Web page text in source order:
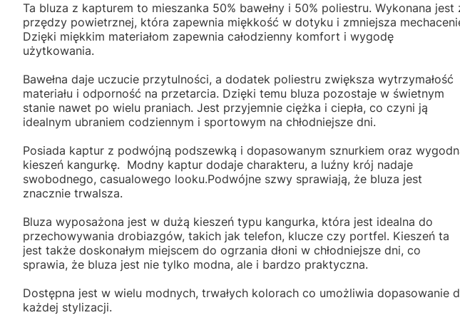
Ta bluza z kapturem to mieszanka 50% bawełny i 50% poliestru. Wykonana jest
przędzy powietrznej, która zapewnia miękkość w dotyku i zmniejsza
Dzięki miękkim materiałom zapewnia całodzienny komfort i wygodę
użytkowania.
Bawełna daje uczucie przytulności, a dodatek poliestru zwiększa wytrzymałość
materiału i odporność na przetarcia. Dzięki temu bluza pozostaje w świetnym
stanie nawet po wielu praniach. Jest przyjemnie ciężka i ciepła, co czyni ją
idealnym ubraniem codziennym i sportowym na chłodniejsze dni.
Posiada kaptur z podwójną podszewką i dopasowanym sznurkiem oraz
kieszeń kangurkę. Modny kaptur dodaje charakteru, a luźny krój nadaje
swobodnego, casualowego looku.Podwójne szwy sprawiają, że bluza jest
znacznie trwalsza.
Bluza wyposażona jest w dużą kieszeń typu kangurka, która jest idealna do
przechowywania drobiazgów, takich jak telefon, klucze czy portfel. Kieszeń ta
jest także doskonałym miejscem do ogrzania dłoni w chłodniejsze dni, co
sprawia, że bluza jest nie tylko modna, ale i bardzo praktyczna.
Dostępna jest w wielu modnych, trwałych kolorach co umożliwia dopasowanie
każdej stylizacji.